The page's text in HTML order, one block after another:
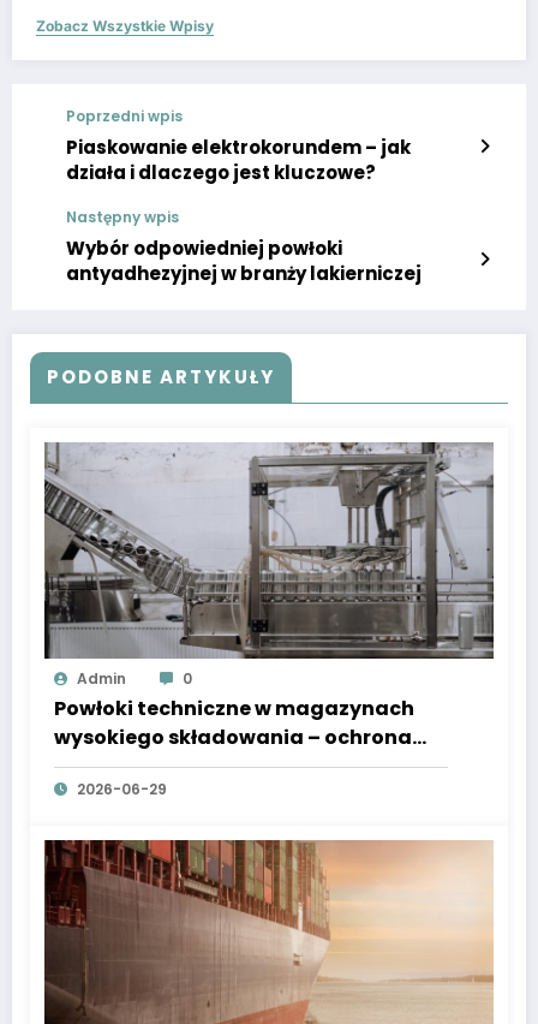
Zobacz Wszystkie Wpisy
Poprzedni wpis
Piaskowanie elektrokorundem – jak
działa i dlaczego jest kluczowe?
Następny wpis
Wybór odpowiedniej powłoki
antyadhezyjnej w branży lakierniczej
PODOBNE ARTYKUŁY
Admin 0
Powłoki techniczne w magazynach
wysokiego składowania – ochrona
konstrukcji i systemów
automatycznych
2026-06-29